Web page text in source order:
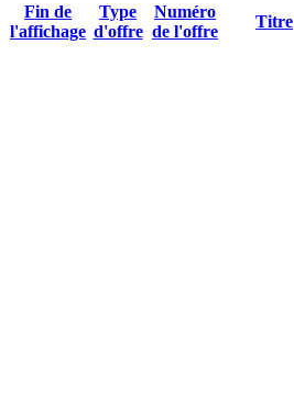
Fin de
l'affichage
Type
d'offre
Numéro
de l'offre
Titre